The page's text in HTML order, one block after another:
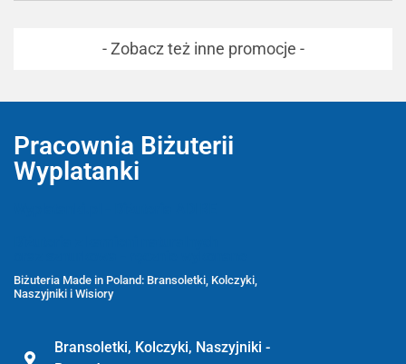
- Zobacz też inne promocje -
Pracownia Biżuterii
Wyplatanki
Biżuteria Made in Poland: Bransoletki, Kolczyki,
Naszyjniki i Wisiory
Bransoletki, Kolczyki, Naszyjniki -